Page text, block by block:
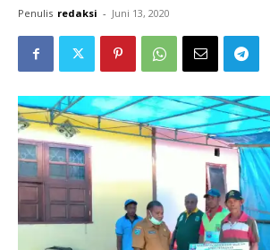
Penulis redaksi - Juni 13, 2020